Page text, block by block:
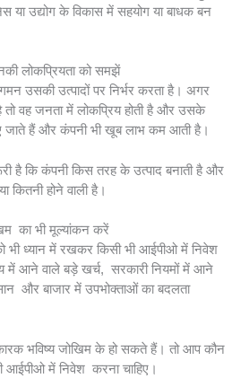
या उद्योग के विकास में सहयोग या बाधक बन
लोकप्रियता को समझें
उसकी उत्पादों पर निर्भर करता है। अगर
तो वह जनता में लोकप्रिय होती है और उसके
जाते हैं और कंपनी भी खूब लाभ कम आती है।
है कि कंपनी किस तरह के उत्पाद बनाती है और
कितनी होने वाली है।
का भी मूल्यांकन करें
भी ध्यान में रखकर किसी भी आईपीओ में निवेश
में आने वाले बड़े खर्च, सरकारी नियमों में आने
और बाजार में उपभोक्ताओं का बदलता
भविष्य जोखिम के हो सकते हैं। तो आप कौन
आईपीओ में निवेश करना चाहिए।